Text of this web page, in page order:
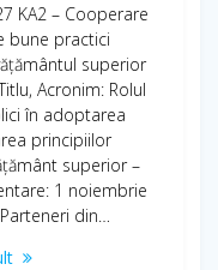
KA2 – Cooperare
bune practici
superior
Acronim: Rolul
în adoptarea
principiilor
superior –
1 noiembrie
din…